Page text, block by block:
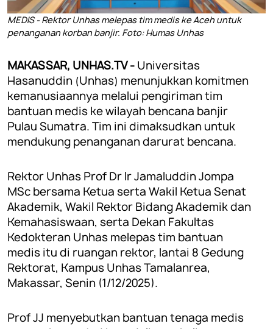
MEDIS - Rektor Unhas melepas tim medis ke Aceh untuk
penanganan korban banjir. Foto: Humas Unhas
MAKASSAR, UNHAS.TV - Universitas
Hasanuddin (Unhas) menunjukkan komitmen
kemanusiaannya melalui pengiriman tim
bantuan medis ke wilayah bencana banjir
Pulau Sumatra. Tim ini dimaksudkan untuk
mendukung penanganan darurat bencana.
Rektor Unhas Prof Dr Ir Jamaluddin Jompa
MSc bersama Ketua serta Wakil Ketua Senat
Akademik, Wakil Rektor Bidang Akademik dan
Kemahasiswaan, serta Dekan Fakultas
Kedokteran Unhas melepas tim bantuan
medis itu di ruangan rektor, lantai 8 Gedung
Rektorat, Kampus Unhas Tamalanrea,
Makassar, Senin (1/12/2025).
Prof JJ menyebutkan bantuan tenaga medis